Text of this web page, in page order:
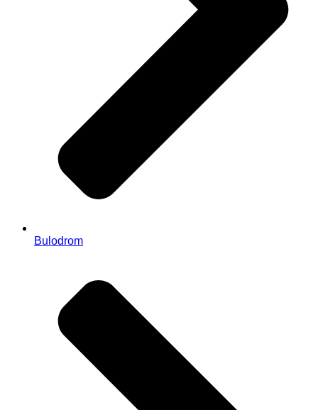
Bulodrom